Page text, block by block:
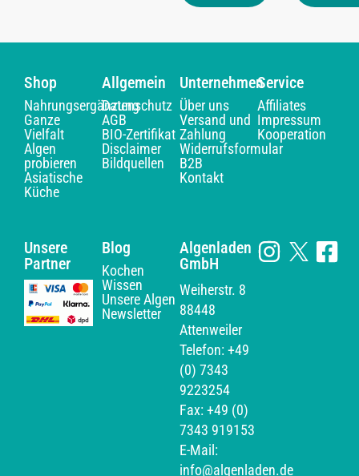
Shop
Nahrungsergänzung
Ganze
Vielfalt
Algen
probieren
Asiatische
Küche
Allgemein
Datenschutz
AGB
BIO-Zertifikat
Disclaimer
Bildquellen
Unternehmen
Über uns
Versand und
Zahlung
Widerrufsformular
B2B
Kontakt
Service
Affiliates
Impressum
Kooperation
Unsere
Partner
Blog
Kochen
Wissen
Unsere Algen
Newsletter
Algenladen
GmbH
Weiherstr. 8
88448
Attenweiler
Telefon: +49
(0) 7343
9223254
Fax: +49 (0)
7343 919153
E-Mail:
info@algenladen.de